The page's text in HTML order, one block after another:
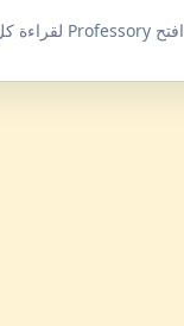
افتح Professory لقراءة كل التقييمات ومشاركة تجربتك